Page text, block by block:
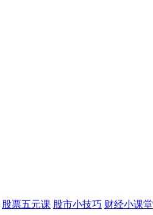
股票五元课 股市小技巧 财经小课堂